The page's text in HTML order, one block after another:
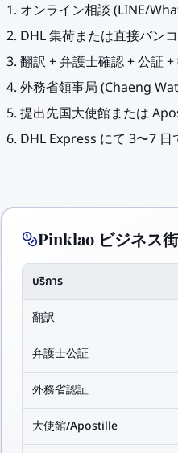
オンライン相談 (LINE/
DHL 集荷または直接バン
翻訳 + 弁護士確認 + 公証 +
外務省領事局 (Chaeng
提出先国大使館または
DHL Express にて 3〜7 日
Pinklao ビジネス
บริการ
翻訳
弁護士公証
外務省認証
大使館/Apostille